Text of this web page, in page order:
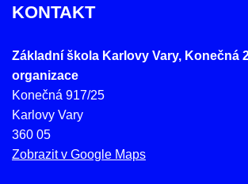
KONTAKT
Základní škola Karlovy Vary, Konečná
organizace
Konečná 917/25
Karlovy Vary
360 05
Zobrazit v Google Maps